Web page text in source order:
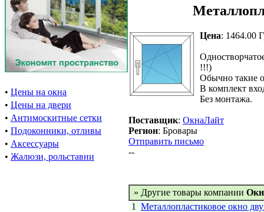
• Цены на окна
• Цены на двери
• Антимоскитные сетки
• Подоконники, отливы
• Аксессуары
• Жалюзи, рольставни
Цена: 1464.00
!!!)
Обычно такие
В комплект
Без монтажа.
Поставщик: ОкнаЛайт
Регион: Бровары
Отправить письмо
--
» Другие товары компании
1
Металлопластиковое окно